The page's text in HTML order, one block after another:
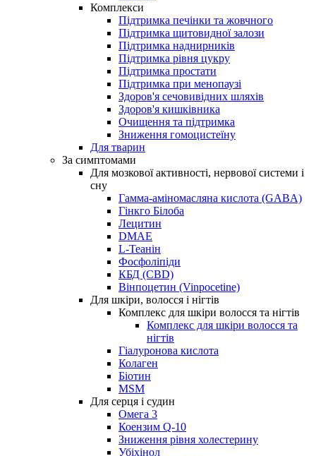
Комплекси
Підтримка печінки та жовчного
Підтримка щитовидної залози
Підтримка наднирників
Підтримка рівня цукру
Підтримка простати
Підтримка при менопаузі
Здоров'я сечовивідних шляхів
Здоров'я кишківника
Очищення та підтримка
Зниження гомоцистеїну
Для тварин
За симптомами
Для мозкової активності, нервової системи і
сну
Гамма-аміномасляна кислота (GABA)
Гінкго Білоба
Лецитин
DMAE
L-Теанін
Фосфоліпіди
КБД (CBD)
Вінпоцетин (Vinpocetine)
Для шкіри, волосся і нігтів
Комплекс для шкіри волосся та нігтів
Комплекс для шкіри волосся та
нігтів
Гіалуронова кислота
Колаген
Біотин
MSM
Для серця і судин
Омега 3
Коензим Q-10
Зниження рівня холестерину
Убіхінол